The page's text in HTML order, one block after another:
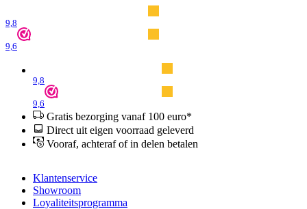
9,8
9,6
9,8
9,6
Gratis bezorging vanaf 100 euro*
Direct uit eigen voorraad geleverd
Vooraf, achteraf of in delen betalen
Klantenservice
Showroom
Loyaliteitsprogramma